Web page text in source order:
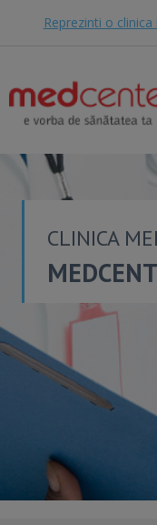
Reprezinti o
CLINICA